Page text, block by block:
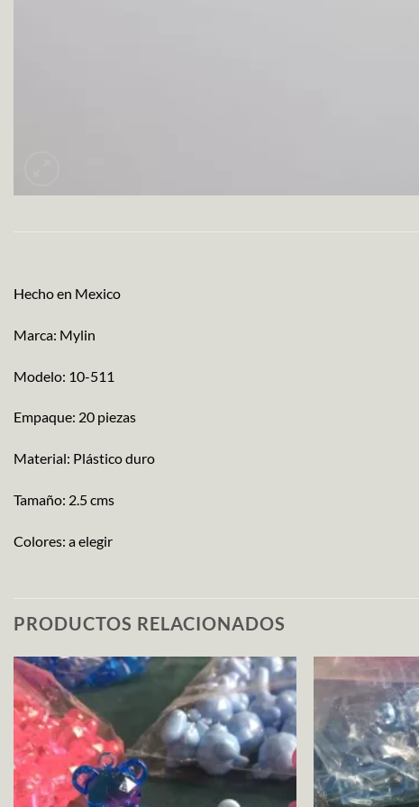
Hecho en Mexico
Marca: Mylin
Modelo: 10-511
Empaque: 20 piezas
Material: Plástico duro
Tamaño: 2.5 cms
Colores: a elegir
PRODUCTOS RELACIONADOS